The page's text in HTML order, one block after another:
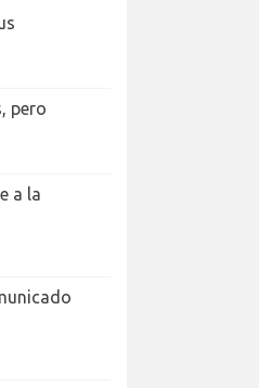
pero
a la